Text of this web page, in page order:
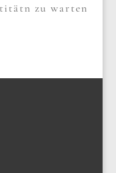
zu war­ten